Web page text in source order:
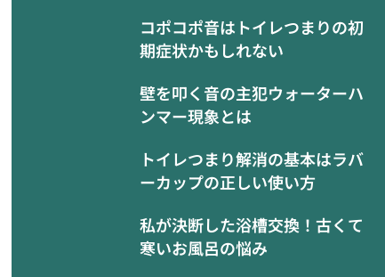
コポコポ音はトイレつまりの初
期症状かもしれない
壁を叩く音の主犯ウォーターハ
ンマー現象とは
トイレつまり解消の基本はラバ
ーカップの正しい使い方
私が決断した浴槽交換！古くて
寒いお風呂の悩み